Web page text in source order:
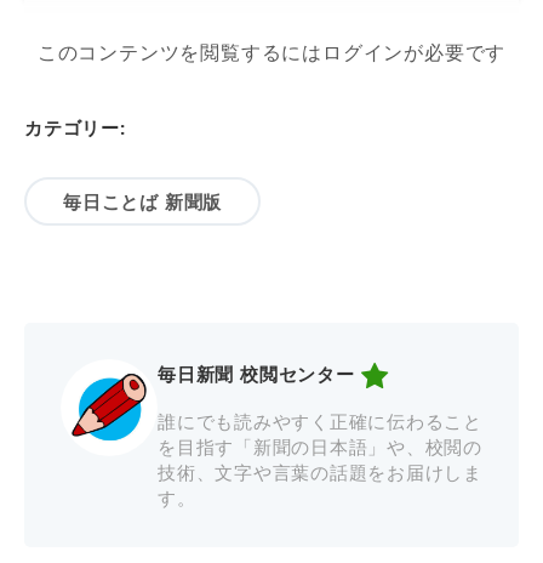
このコンテンツを閲覧するにはログインが必要です
カテゴリー:
毎日ことば 新聞版
毎日新聞 校閲センター
誰にでも読みやすく正確に伝わること
を目指す「新聞の日本語」や、校閲の
技術、文字や言葉の話題をお届けしま
す。